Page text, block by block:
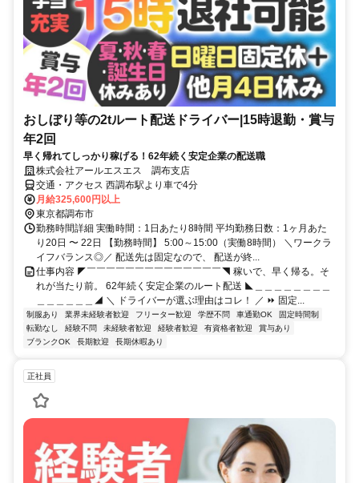
おしぼり等の2tルート配送ドライバー|15時退勤・賞与
年2回
早く帰れてしっかり稼げる！62年続く安定企業の配送職
株式会社アールエスエス 調布支店
交通・アクセス 西調布駅より車で4分
月給325,600円以上
東京都調布市
勤務時間詳細 実働時間：1日あたり8時間 平均勤務日数：1ヶ月あた
り20日 〜 22日 【勤務時間】 5:00～15:00（実働8時間） ＼ワークラ
イフバランス◎／ 配送先は固定なので、 配送が終...
仕事内容 ◤￣￣￣￣￣￣￣￣￣￣￣￣￣￣◥ 稼いで、早く帰る。そ
れが当たり前。 62年続く安定企業のルート配送 ◣＿＿＿＿＿＿＿＿
＿＿＿＿＿＿◢ ＼ ドライバーが選ぶ理由はコレ！ ／ ⏩ 固定...
制服あり 業界未経験者歓迎 フリーター歓迎 学歴不問 車通勤OK
固定時間制
転勤なし
経験不問 未経験者歓迎 経験者歓迎 有資格者歓迎
賞与あり
ブランクOK
長期歓迎 長期休暇あり
正社員